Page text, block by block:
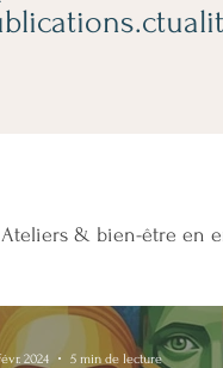
Ateliers & bien-être en
& Thérapie Brève
2024 5 min de lecture